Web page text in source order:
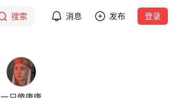
搜索 消息 发布 登录